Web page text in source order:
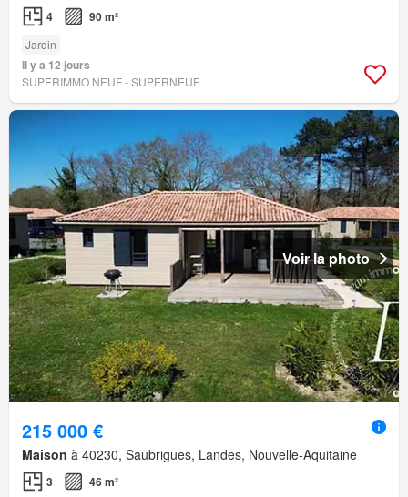
4 90 m²
Jardin
Il y a 12 jours
SUPERIMMO NEUF - SUPERNEUF
Voir la photo
215 000 €
Maison à 40230, Saubrigues, Landes, Nouvelle-Aquitaine
3 46 m²